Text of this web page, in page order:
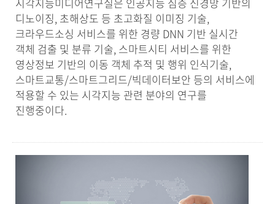
디노이징, 초해상도 등 초고화질 이미징 기술,
크라우드소싱 서비스를 위한 경량 DNN 기반 실시간
객체 검출 및 분류 기술, 스마트시티 서비스를 위한
영상정보 기반의 이동 객체 추적 및 행위 인식기술,
스마트교통/스마트그리드/빅데이터보안 등의 서비스에
적용할 수 있는 시각지능 관련 분야의 연구를
진행중이다.